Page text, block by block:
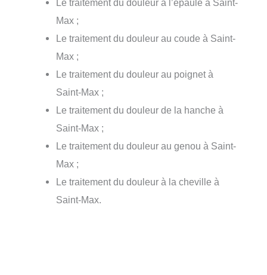
Le traitement du douleur à l’épaule à Saint-
Max ;
Le traitement du douleur au coude à Saint-
Max ;
Le traitement du douleur au poignet à
Saint-Max ;
Le traitement du douleur de la hanche à
Saint-Max ;
Le traitement du douleur au genou à Saint-
Max ;
Le traitement du douleur à la cheville à
Saint-Max.